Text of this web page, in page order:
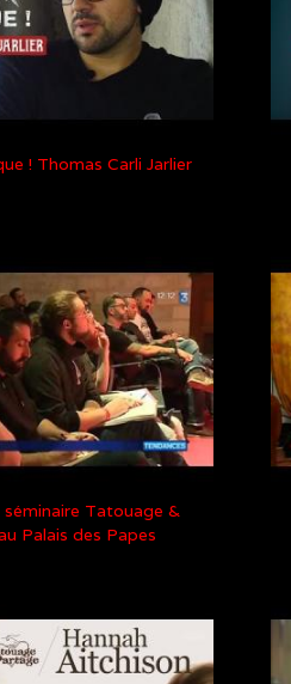
! Thomas Carli Jarlier
séminaire Tatouage &
Palais des Papes